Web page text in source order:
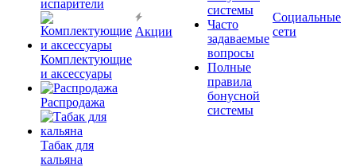
испарители
Комплектующие
и аксессуары
Распродажа
Табак для
кальяна
Акции
системы
Часто
задаваемые
вопросы
Полные
правила
бонусной
системы
Социальные
сети